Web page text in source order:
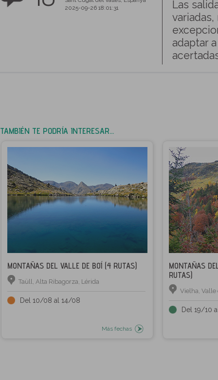
2025-09-26 18:01:31
Las
adaptar
TAMBIÉN TE PODRÍA INTERESAR...
MONTAÑAS DEL VALLE DE BOÍ (4 RUTAS)
Taüll, Alta Ribagorza, Lérida
Del 10/08 al 14/08
Más fechas
MONTAÑAS
RUTAS)
Vielha, Valle
Del 19/10